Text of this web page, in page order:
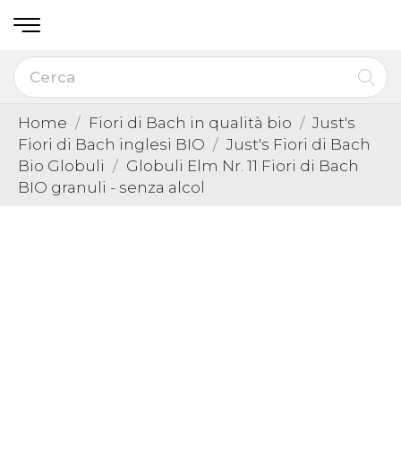
Home Fiori di Bach in qualità bio
Just's
Fiori di Bach inglesi BIO
Just's Fiori di Bach
Bio Globuli
Globuli Elm Nr. 11 Fiori di Bach
BIO granuli - senza alcol